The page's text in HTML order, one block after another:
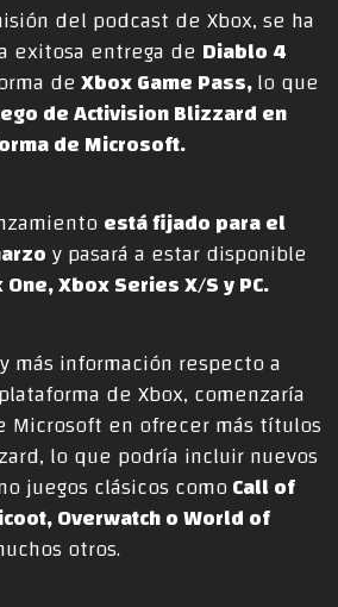
del podcast de Xbox, se ha
exitosa entrega de Diablo 4
deXbox Game Pass,lo que
de Activision Blizzard en
de Microsoft.
está fijado para el
y pasará a estar disponible
Xbox Series X/S y PC.
más información respecto a
de Xbox, comenzaría
Microsoft en ofrecer más títulos
lo que podría incluir nuevos
juegos clásicos comoCall of
Overwatch o World of
otros.